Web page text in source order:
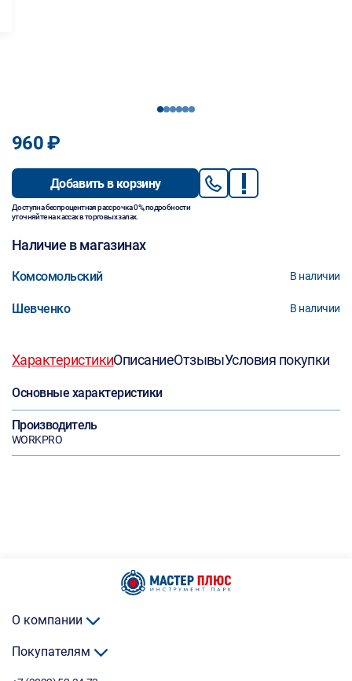
123456
960 ₽
Добавить в корзину
Доступна беспроцентная рассрочка 0%, подробности
уточняйте на кассах в торговых залах.
Наличие в магазинах
Комсомольский В наличии
Шевченко В наличии
ХарактеристикиОписаниеОтзывыУсловия покупки
Основные характеристики
Производитель
WORKPRO
О компании
Покупателям